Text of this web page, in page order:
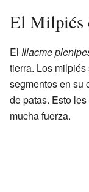
El Milpiés
El Illacme
tierra. Los
segmentos en su
de patas. Esto
mucha fuerza.